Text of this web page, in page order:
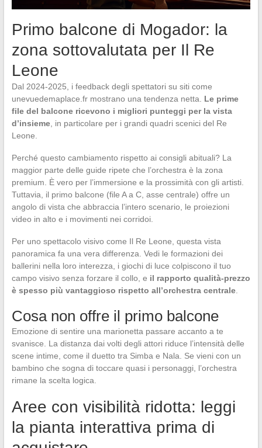
Primo balcone di Mogador: la
zona sottovalutata per Il Re
Leone
Dal 2024-2025, i feedback degli spettatori su siti come
unevuedemaplace.fr mostrano una tendenza netta. Le prime
file del balcone ricevono i migliori punteggi per la vista
d’insieme, in particolare per i grandi quadri scenici del Re
Leone.
Perché questo cambiamento rispetto ai consigli abituali? La
maggior parte delle guide ripete che l’orchestra è la zona
premium. È vero per l’immersione e la prossimità con gli artisti.
Tuttavia, il primo balcone (file A a C, asse centrale) offre un
angolo di vista che abbraccia l’intero scenario, le proiezioni
video in alto e i movimenti nei corridoi.
Per uno spettacolo visivo come Il Re Leone, questa vista
panoramica fa una vera differenza. Vedi le formazioni dei
ballerini nella loro interezza, i giochi di luce colpiscono il tuo
campo visivo senza forzare il collo, e il rapporto qualità-prezzo
è spesso più vantaggioso rispetto all’orchestra centrale.
Cosa non offre il primo balcone
Emozione di sentire una marionetta passare accanto a te
svanisce. La distanza dai volti degli attori riduce l’intensità delle
scene intime, come il duetto tra Simba e Nala. Se vieni con un
bambino che sogna di toccare quasi i personaggi, l’orchestra
rimane la scelta logica.
Aree con visibilità ridotta: leggi
la pianta interattiva prima di